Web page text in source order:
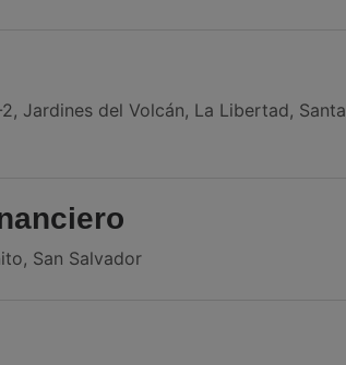
Jardines del Volcán, La Libertad, Santa
San Salvador